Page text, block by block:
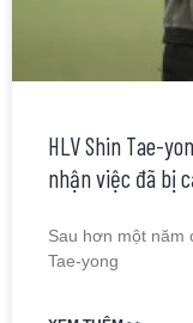
HLV Shin Tae-
nhận việc đã bị
Sau hơn một năm
Tae-yong